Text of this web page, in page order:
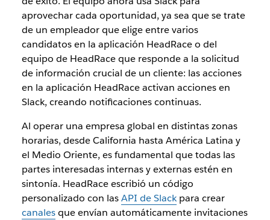
aprovechar cada oportunidad, ya sea que se trate
de un empleador que elige entre varios
candidatos en la aplicación HeadRace o del
equipo de HeadRace que responde a la solicitud
de información crucial de un cliente: las acciones
en la aplicación HeadRace activan acciones en
Slack, creando notificaciones continuas.
Al operar una empresa global en distintas zonas
horarias, desde California hasta América Latina y
el Medio Oriente, es fundamental que todas las
partes interesadas internas y externas estén en
sintonía. HeadRace escribió un código
personalizado con lasAPI de Slackpara crear
canalesque envían automáticamente invitaciones